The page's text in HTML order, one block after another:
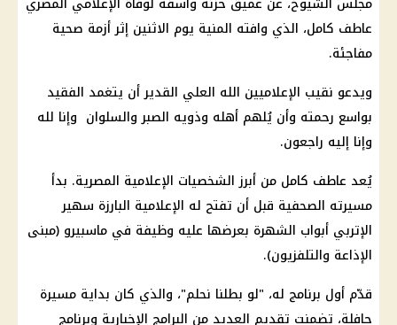
عاطف كامل، الذي وافته المنية يوم الاثنين إثر أزمة صحية
مفاجئة.
ويدعو نقيب الإعلاميين الله العلي القدير أن يتغمد الفقيد
بواسع رحمته وأن يُلهم أهله وذويه الصبر والسلوان وإنا لله
وإنا إليه راجعون.
يُعد عاطف كامل من أبرز الشخصيات الإعلامية المصرية. بدأ
مسيرته الصحفية قبل أن تفتح له الإعلامية البارزة سهير
الإتربي أبواب الشهرة بعرضها عليه وظيفة في ماسبيرو (مبنى
الإذاعة والتلفزيون).
قدّم أول برنامج له، "لو بطلنا نحلم"، والذي كان بداية مسيرة
حافلة، تضمنت تقديم العديد من البرامج الإخبارية وبرنامج